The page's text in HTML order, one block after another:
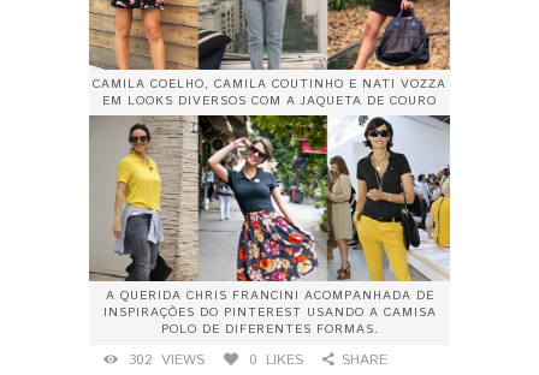
CAMILA COELHO, CAMILA COUTINHO E NATI VOZZA
EM LOOKS DIVERSOS COM A JAQUETA DE COURO
A QUERIDA CHRIS FRANCINI ACOMPANHADA DE
INSPIRAÇÕES DO PINTEREST USANDO A CAMISA
POLO DE DIFERENTES FORMAS.
302 VIEWS 0 LIKES SHARE